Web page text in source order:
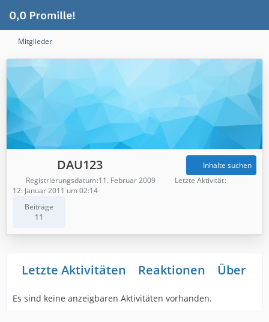
Mitglieder
DAU123
Beiträge
11
Inhalte suchen
Registrierungsdatum 11. Februar 2009
Letzte Aktivität
12. Januar 2011 um 02:14
Letzte Aktivitäten Reaktionen Über
Es sind keine anzeigbaren Aktivitäten vorhanden.